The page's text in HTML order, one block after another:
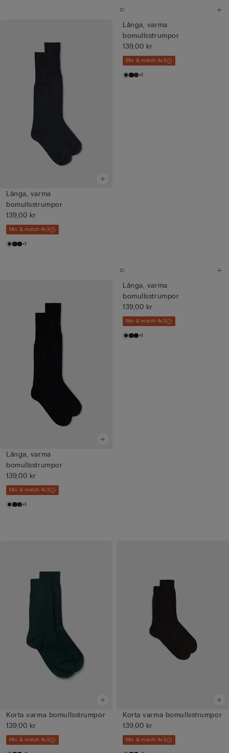
Långa, varma
bomullsstrumpor
139,00 kr
Mix & match 4x3
+1
Långa, varma
bomullsstrumpor
139,00 kr
Mix & match 4x3
+1
Långa, varma
bomullsstrumpor
139,00 kr
Mix & match 4x3
+1
Långa, varma
bomullsstrumpor
139,00 kr
Mix & match 4x3
+1
Korta varma bomullsstrumpor
139,00 kr
Mix & match 4x3
Korta varma bomullsstrumpor
139,00 kr
Mix & match 4x3